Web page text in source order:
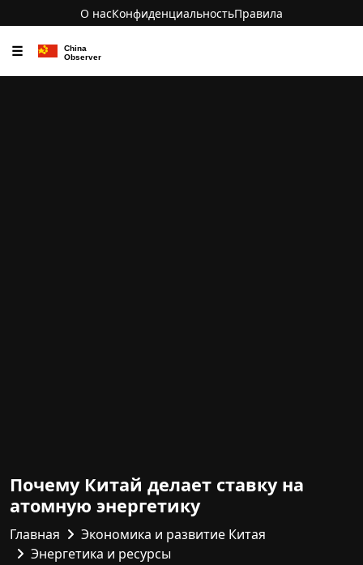
О насКонфиденциальностьПравила
☰
Почему Китай делает ставку на
атомную энергетику
Главная
Экономика и развитие Китая
Энергетика и ресурсы